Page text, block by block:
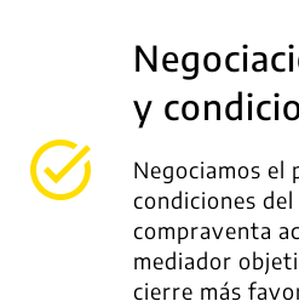
y
Negociamos el
condiciones
compraventa
mediador
cierre más